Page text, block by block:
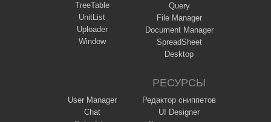
TreeTable
UnitList
Uploader
Window
Query
File Manager
Document Manager
SpreadSheet
Desktop
User Manager
Chat
РЕСУРСЫ
Редактор сниппетов
UI Designer